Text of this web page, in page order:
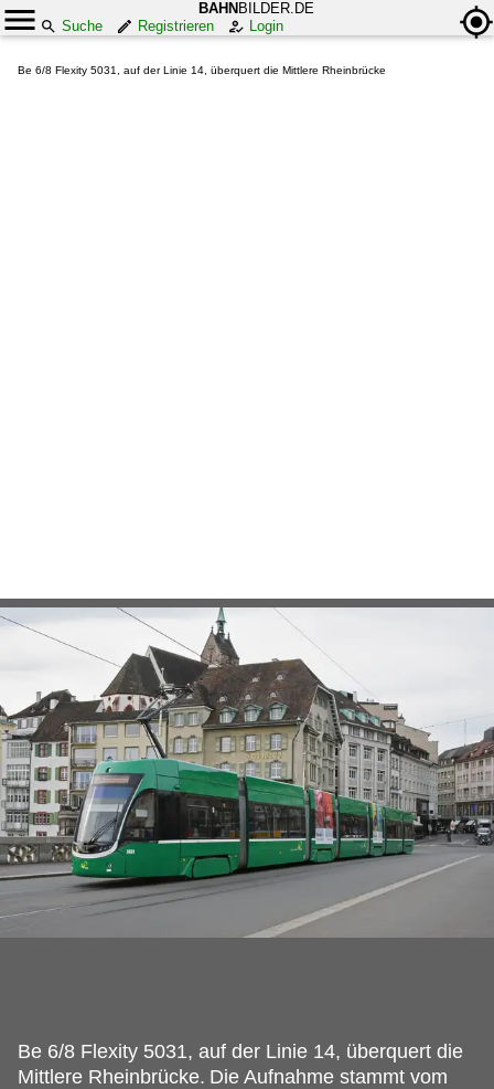
BAHN BILDER.DE
Suche
Registrieren Login
Be 6/8 Flexity 5031, auf der Linie 14, überquert die Mittlere Rheinbrücke
Be 6/8 Flexity 5031, auf der Linie 14, überquert die
Mittlere Rheinbrücke. Die Aufnahme stammt vom